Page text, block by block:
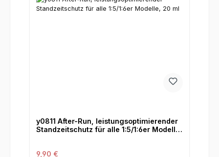
y0811 After-Run, leistungsoptimierender
Standzeitschutz für alle 1:5/1:6er Modelle,
Regulärer Preis:
9,90 €